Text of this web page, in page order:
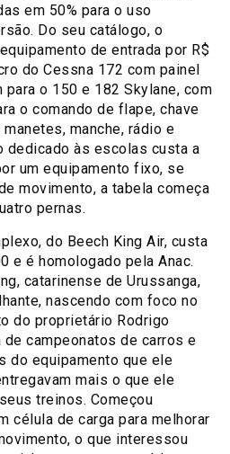
em 50% para o uso
Do seu catálogo, o
de entrada por R$
do Cessna 172 com painel
para o 150 e 182 Skylane, com
o comando de flape, chave
manche, rádio e
dedicado às escolas custa a
um equipamento fixo, se
movimento, a tabela começa
pernas.
do Beech King Air, custa
e é homologado pela Anac.
catarinense de Urussanga,
nascendo com foco no
do proprietário Rodrigo
de campeonatos de carros e
do equipamento que ele
mais o que ele
treinos. Começou
célula de carga para melhorar
o que interessou